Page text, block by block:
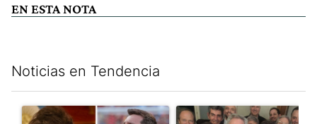
EN ESTA NOTA
Noticias en Tendencia
Un artículo de tendencia con el título "Milei despidió a Jorge
Un artículo de tendencia con